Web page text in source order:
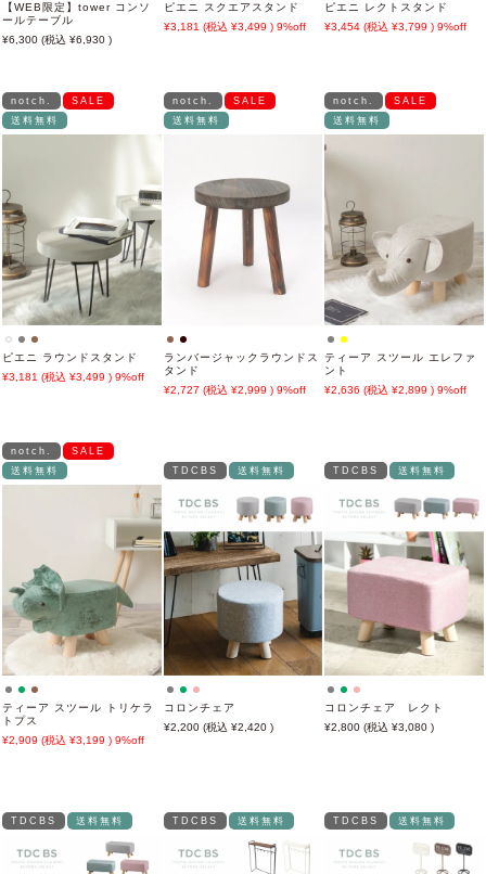
【WEB限定】tower コンソ
ールテーブル
6,300
6,930
ピエニ スクエアスタンド
3,181
3,499 9%off
ピエニ レクトスタンド
3,454
3,799 9%off
notch.
SALE
送料無料
ピエニ ラウンドスタンド
3,181
3,499 9%off
notch.
SALE
送料無料
ランバージャックラウンドス
タンド
2,727
2,999 9%off
notch.
SALE
送料無料
ティーア スツール エレファ
ント
2,636
2,899 9%off
notch.
SALE
送料無料
ティーア スツール トリケラ
トプス
2,909
3,199 9%off
TDCBS 送料無料
コロンチェア
2,200
2,420
TDCBS 送料無料
コロンチェア レクト
2,800
3,080
TDCBS 送料無料 TDCBS 送料無料 TDCBS 送料無料